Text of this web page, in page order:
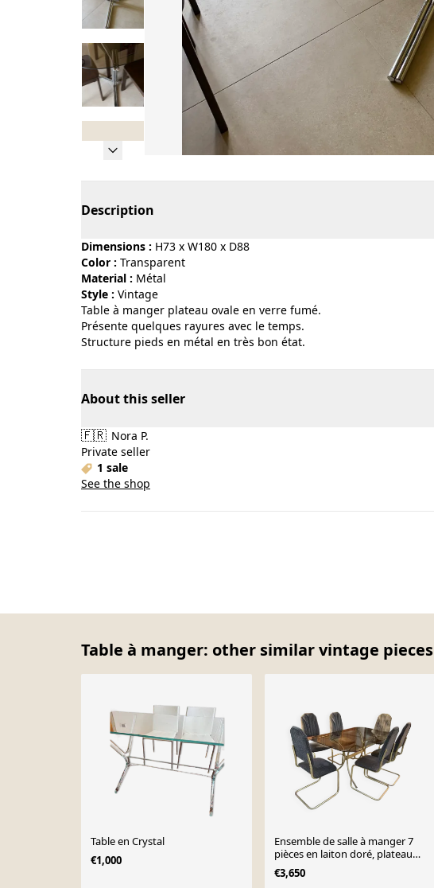
Description
Dimensions : H73 x W180 x D88
Color :
transparent
Material :
métal
Style :
vintage
Table à manger plateau ovale en verre fumé.
Présente quelques rayures avec le temps.
Structure pieds en métal en très bon état.
About this seller
🇫🇷 Nora P.
Private seller
1 sale
See the shop
Table à manger: other similar vintage pieces
Table en Crystal
€1,000
Ensemble de salle à manger 7
pièces en laiton doré, plateau
verre fumé et tissu gris
€3,650